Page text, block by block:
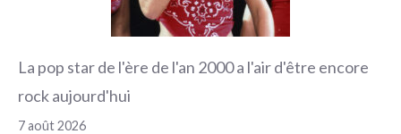
La pop star de l'ère de l'an 2000 a l'air d'être encore
rock aujourd'hui
7 août 2026